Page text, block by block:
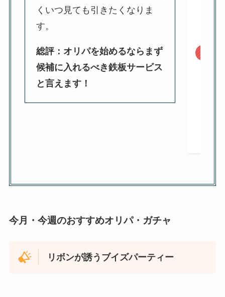
くいつ見ても引きたくなりま
す。
総評：オリパを始めるならまず
候補に入れるべき鉄板サービス
と言えます！
今月・今週のおすすめオリパ・ガチャ
リボンが誘うブイズパーティー